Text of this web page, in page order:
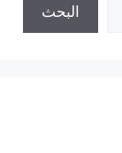
البحث